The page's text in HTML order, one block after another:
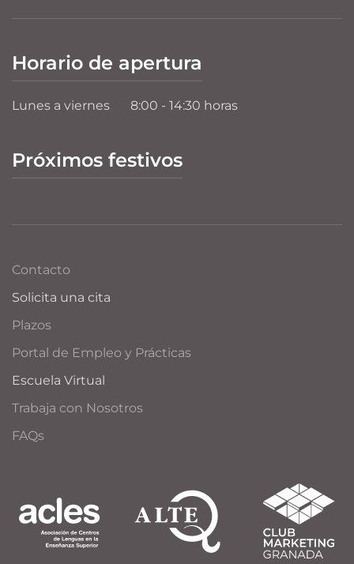
Horario de apertura
Lunes a viernes 8:00 - 14:30 horas
Próximos festivos
Contacto
Solicita una cita
Plazos
Portal de Empleo y Prácticas
Escuela Virtual
Trabaja con Nosotros
FAQs